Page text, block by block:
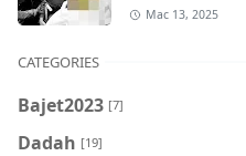
Mac 13, 2025
CATEGORIES
Bajet2023 [7]
Dadah [19]